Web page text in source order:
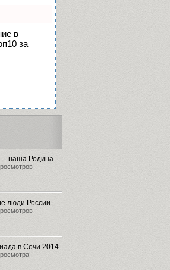
в
за
– наша Родина
люди России
в Сочи 2014